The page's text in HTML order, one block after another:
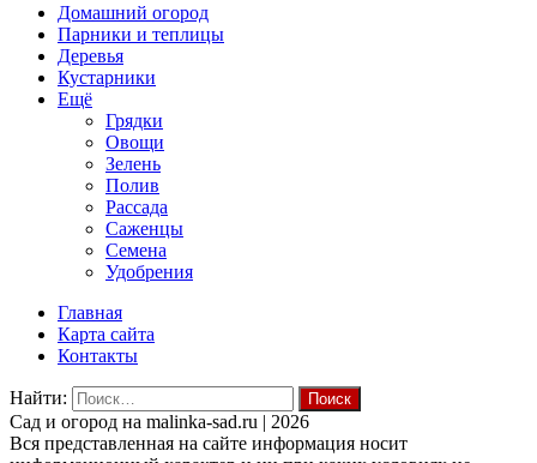
Домашний огород
Парники и теплицы
Деревья
Кустарники
Ещё
Грядки
Овощи
Зелень
Полив
Рассада
Саженцы
Семена
Удобрения
Главная
Карта сайта
Контакты
Найти:
Cад и огород на malinka-sad.ru | 2026
Вся представленная на сайте информация носит